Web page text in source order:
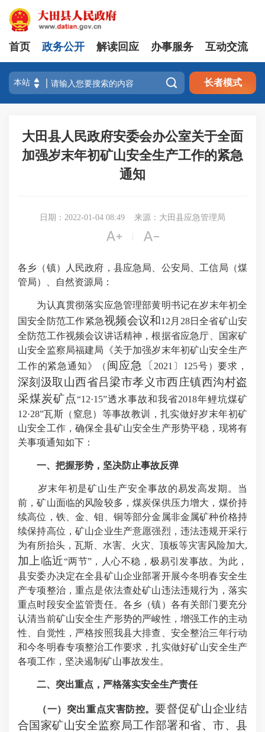
首页 政务公开 解读回应 办事服务 互动交流
 长者模式
大田县人民政府安委会办公室关于全面
加强岁末年初矿山安全生产工作的紧急
通知
日期：2022-01-04 08:49 来源：大田县应急管理局
 
各乡（镇）人民政府，县应急局、公安局、工信局（煤
管局）、自然资源局：
为认真贯彻落实应急管理部黄明书记在岁末年初全
国安全防范工作紧急视频会议和12月28日全省矿山安
全防范工作视频会议讲话精神 ，根据省应急厅、国家矿
山安全监察局福建局《关于加强岁末年初矿山安全生产
工作的紧急通知》（ 闽应急〔 2021〕125号）要求，
深刻汲取山西省吕梁市孝义市西庄镇西沟村盗
采煤炭矿点“12·1 5”透水事故和我省2018年鲤坑煤矿
12·28”瓦斯（窒息）等事故教训，扎实做好岁末年初矿
山安全工作，确保全县矿山安全生产形势平稳，现将有
关事项通知如下：
一、把握形势，坚决防止事故反弹
岁末年初是矿山生产安全事故的易发高发期。当
前，矿山面临的风险较多，煤炭保供压力增大，煤价持
续高位， 铁、金、钼、铜等部分金属非金属矿种价格持
续保持高位，矿山企业生产意愿强烈，违法违规开采行
为有所抬头，瓦斯、水害、火灾、顶板等灾害风险加大,
加上临近“两节”，人心不稳，极易引发事故。为此，
县安委办决定在全县矿山企业部署开展今冬明春安全生
产专项整治，重点是依法查处矿山违法违规行为，落实
重点时段安全监管责任。 各乡（镇） 各有关部门要充分
认清当前矿山安全生产形势的严峻性，增强工作的主动
性、自觉性，严格按照我县大排查、安全整治三年行动
和今冬明春专项整治工作要求，扎实做好矿山安全生产
各项工作，坚决遏制矿山事故发生。
二、突出重点，严格落实安全生产责任
（一）突出重点灾害防控。要督促矿山企业结
合国家矿山安全监察局工作部署和省、市、县